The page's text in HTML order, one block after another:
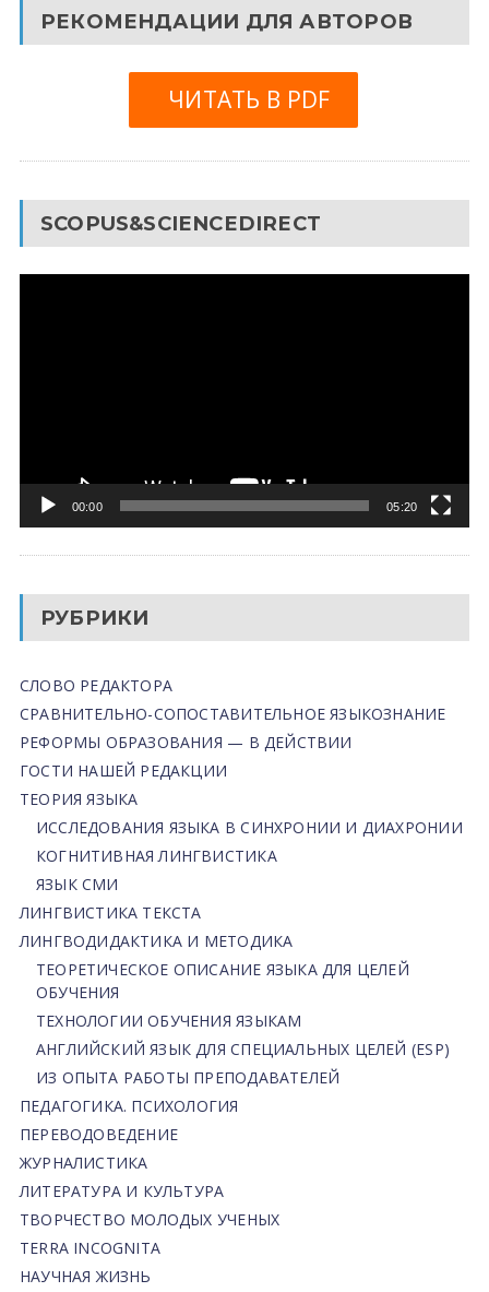
РЕКОМЕНДАЦИИ ДЛЯ АВТОРОВ
ЧИТАТЬ В PDF
SCOPUS&SCIENCEDIRECT
00:00 05:20
РУБРИКИ
СЛОВО РЕДАКТОРА
СРАВНИТЕЛЬНО-СОПОСТАВИТЕЛЬНОЕ ЯЗЫКОЗНАНИЕ
РЕФОРМЫ ОБРАЗОВАНИЯ — В ДЕЙСТВИИ
ГОСТИ НАШЕЙ РЕДАКЦИИ
ТЕОРИЯ ЯЗЫКА
ИССЛЕДОВАНИЯ ЯЗЫКА В СИНХРОНИИ И ДИАХРОНИИ
КОГНИТИВНАЯ ЛИНГВИСТИКА
ЯЗЫК СМИ
ЛИНГВИСТИКА ТЕКСТА
ЛИНГВОДИДАКТИКА И МЕТОДИКА
ТЕОРЕТИЧЕСКОЕ ОПИСАНИЕ ЯЗЫКА ДЛЯ ЦЕЛЕЙ
ОБУЧЕНИЯ
ТЕХНОЛОГИИ ОБУЧЕНИЯ ЯЗЫКАМ
АНГЛИЙСКИЙ ЯЗЫК ДЛЯ СПЕЦИАЛЬНЫХ ЦЕЛЕЙ (ESP)
ИЗ ОПЫТА РАБОТЫ ПРЕПОДАВАТЕЛЕЙ
ПЕДАГОГИКА. ПСИХОЛОГИЯ
ПЕРЕВОДОВЕДЕНИЕ
ЖУРНАЛИСТИКА
ЛИТЕРАТУРА И КУЛЬТУРА
ТВОРЧЕСТВО МОЛОДЫХ УЧЕНЫХ
TERRA INCOGNITA
НАУЧНАЯ ЖИЗНЬ